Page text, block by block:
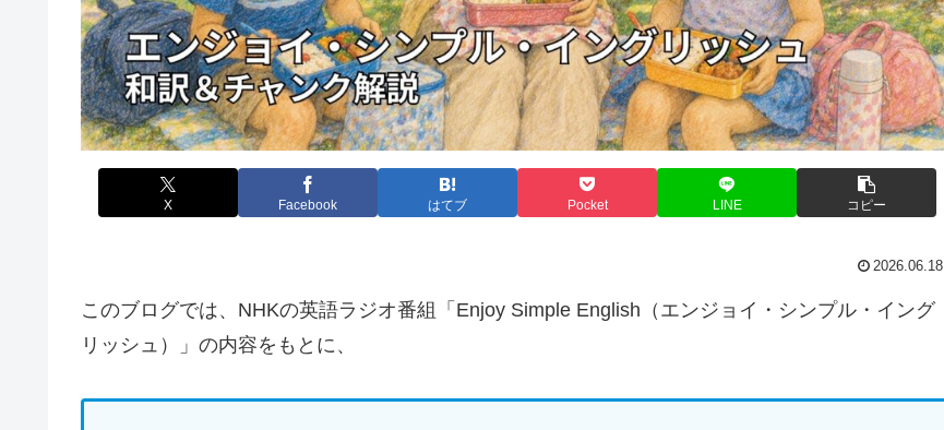
X Facebook はてブ Pocket LINE コピー
2026.06.18
このブログでは、NHKの英語ラジオ番組「Enjoy Simple English（エンジョイ・シンプル・イング
リッシュ）」の内容をもとに、